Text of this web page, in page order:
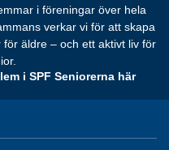
i föreningar över hela
verkar vi för att skapa
för äldre – och ett aktivt liv för
i SPF Seniorerna här